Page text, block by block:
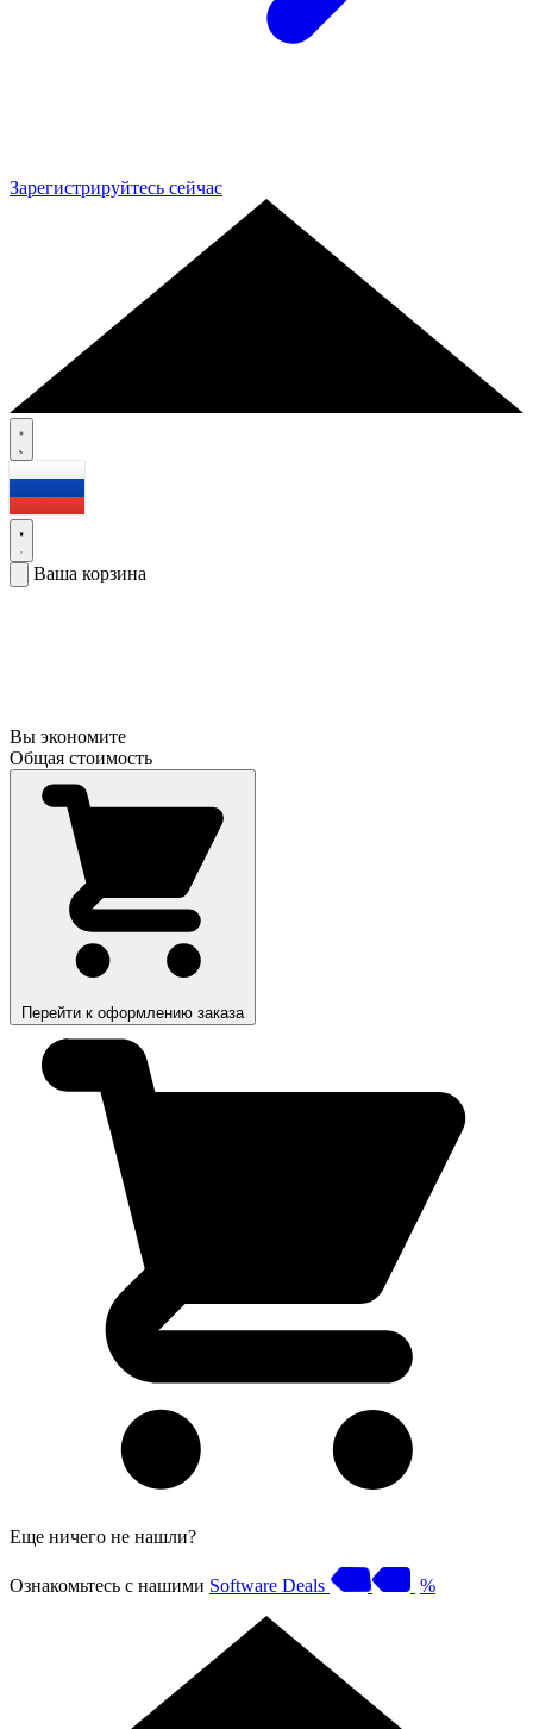
Зарегистрируйтесь сейчас
Ваша корзина
Вы экономите
Общая стоимость
Перейти к оформлению заказа
Еще ничего не нашли?
Ознакомьтесь с нашими Software Deals %